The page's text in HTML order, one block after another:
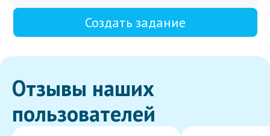
Создать задание
Отзывы наших
пользователей